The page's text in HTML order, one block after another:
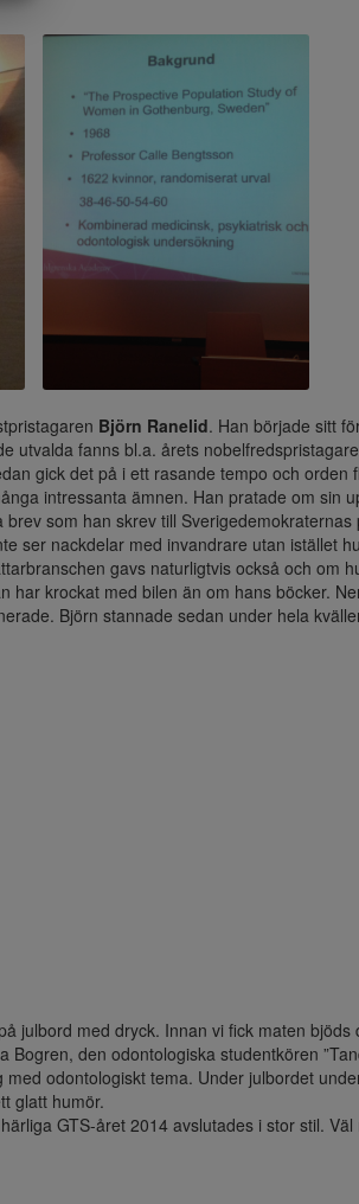
Björn Ranelid. Han började sitt
utvalda fanns bl.a. årets
gick det på i ett rasande tempo och orden
intressanta ämnen. Han pratade om sin
som han skrev till Sverigedemokraternas
ser nackdelar med invandrare utan istället
gavs naturligtvis också och om
krockat med bilen än om hans böcker.
Björn stannade sedan under hela
julbord med dryck. Innan vi fick maten bjöds
Bogren, den odontologiska studentkören
odontologiskt tema. Under julbordet
glatt humör.
GTS-året 2014 avslutades i stor stil. Väl